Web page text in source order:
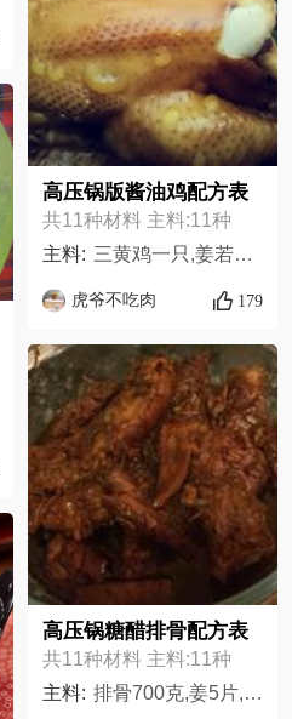
高压锅版酱油鸡配方表
共11种材料 主料:11种
主料: 三黄鸡一只,姜若干,葱若干,红葱头若干,蒜若干,辣椒2个,料酒适量,水适量,生抽适量,老抽适量,盐适量,
虎爷不吃肉 179
高压锅糖醋排骨配方表
共11种材料 主料:11种
主料: 排骨700克,姜5片,葱1根,万字牌生抽1大勺,老抽1大勺,料酒1大勺,糖3大勺,盐1/2小勺,镇江香醋1.5大勺,水1大勺,生粉水1大勺,